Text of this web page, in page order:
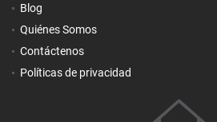
Blog
Quiénes Somos
Contáctenos
Políticas de privacidad